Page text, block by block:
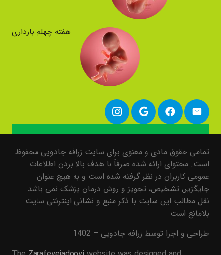
هفته چهلم بارداری
تمامی حقوق مادی و معنوی برای سایت زرافه جادویی محفوظ
است. محتوای ارائه شده صرفاً با هدف بالا بردن اطلاعات
عمومی کاربران در نظر گرفته شده است و به هیچ عنوان
جایگزین تشخیص، تجویز و روش درمان پزشک نمی باشد.
نقل مطالب این سایت با ذکر منبع و نشانی اینترنتی سایت
بلامانع است
طراحی و اجرا توسط زرافه جادویی – 1402